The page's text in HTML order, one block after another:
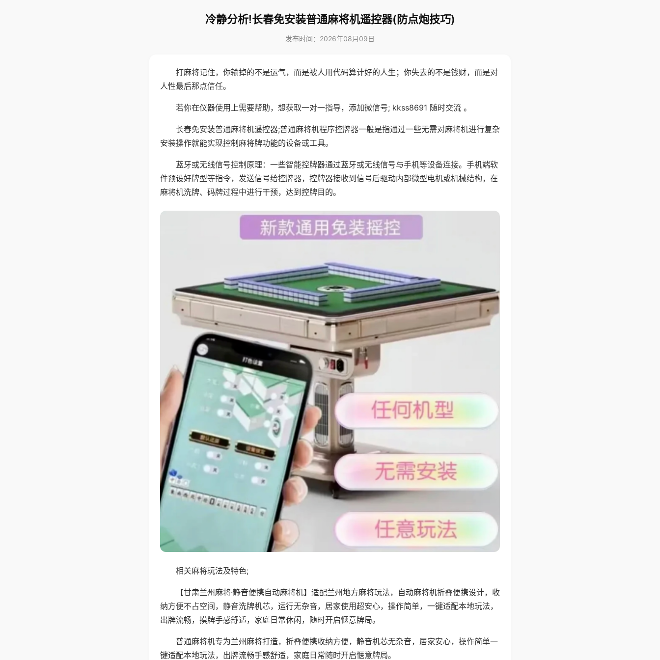
冷静分析!长春免安装普通麻将机遥控器(防点炮技巧)
发布时间：2026年08月09日
打麻将记住，你输掉的不是运气，而是被人用代码算计好的人生；你失去的不是钱财，而是对
人性最后那点信任。
若你在仪器使用上需要帮助，想获取一对一指导，添加微信号; kkss8691 随时交流 。
长春免安装普通麻将机遥控器;普通麻将机程序控牌器一般是指通过一些无需对麻将机进行复杂
安装操作就能实现控制麻将牌功能的设备或工具。
蓝牙或无线信号控制原理：一些智能控牌器通过蓝牙或无线信号与手机等设备连接。手机端软
件预设好牌型等指令，发送信号给控牌器，控牌器接收到信号后驱动内部微型电机或机械结构，在
麻将机洗牌、码牌过程中进行干预，达到控牌目的。
相关麻将玩法及特色;
【甘肃兰州麻将·静音便携自动麻将机】适配兰州地方麻将玩法，自动麻将机折叠便携设计，收
纳方便不占空间，静音洗牌机芯，运行无杂音，居家使用超安心，操作简单，一键适配本地玩法，
出牌流畅，摸牌手感舒适，家庭日常休闲，随时开启惬意牌局。
普通麻将机专为兰州麻将打造，折叠便携收纳方便，静音机芯无杂音，居家安心，操作简单一
键适配本地玩法，出牌流畅手感舒适，家庭日常随时开启惬意牌局。